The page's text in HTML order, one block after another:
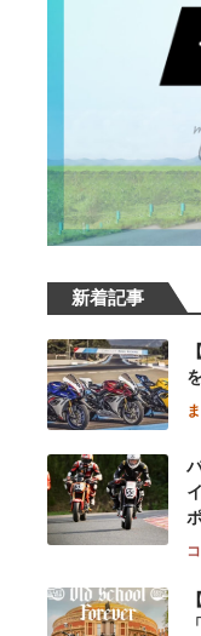
新着記事